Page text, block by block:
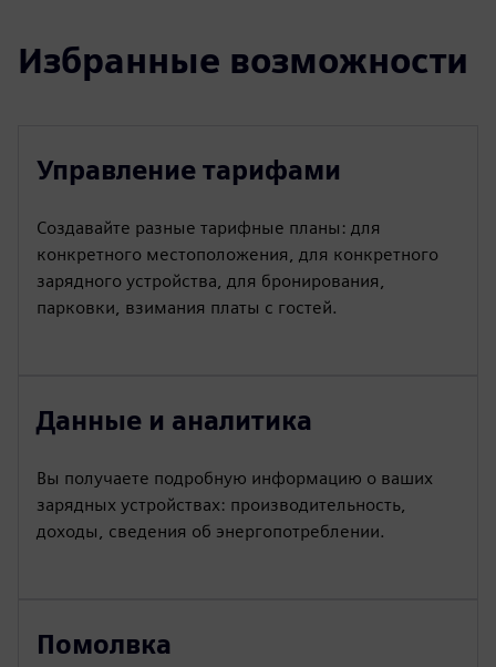
Избранные возможности
Управление тарифами
Создавайте разные тарифные планы: для
конкретного местоположения, для конкретного
зарядного устройства, для бронирования,
парковки, взимания платы с гостей.
Данные и аналитика
Вы получаете подробную информацию о ваших
зарядных устройствах: производительность,
доходы, сведения об энергопотреблении.
Помолвка